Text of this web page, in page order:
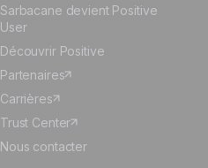
Sarbacane devient Positive
User
Découvrir Positive
Partenaires
Carrières
Trust Center
Nous contacter